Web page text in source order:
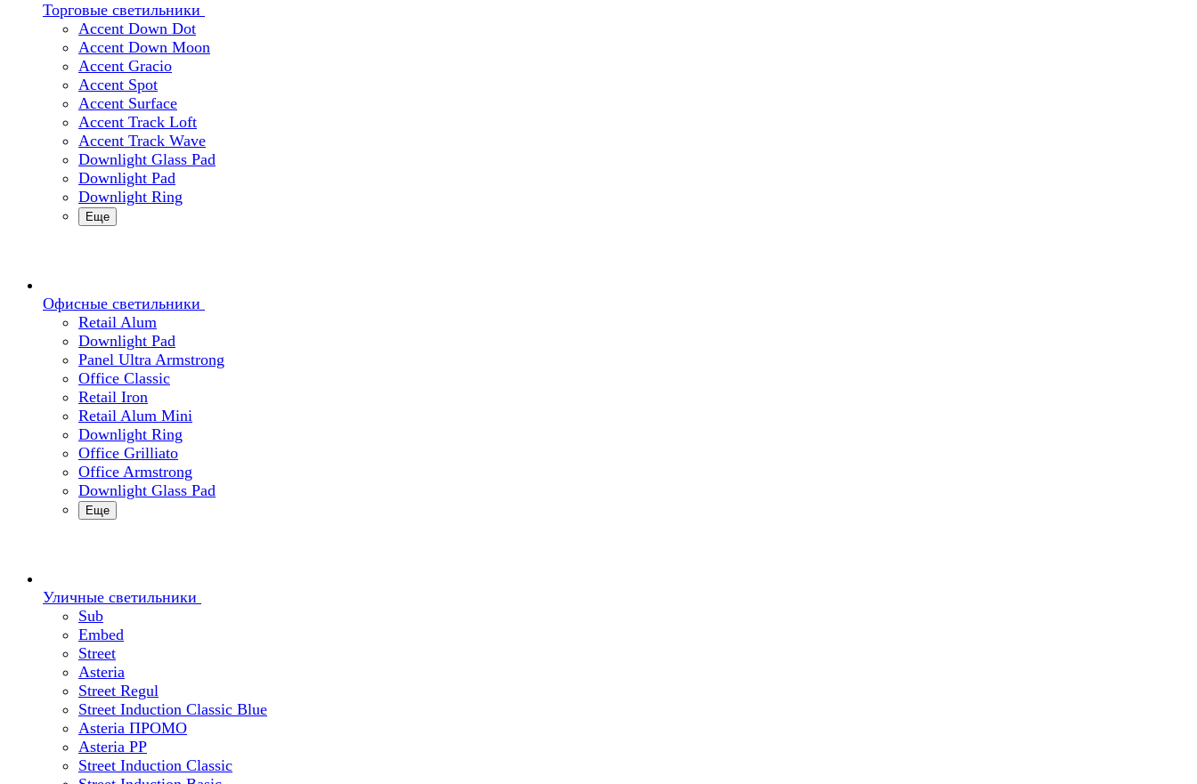
Торговые светильники
Accent Down Dot
Accent Down Moon
Accent Gracio
Accent Spot
Accent Surface
Accent Track Loft
Accent Track Wave
Downlight Glass Pad
Downlight Pad
Downlight Ring
Еще
Офисные светильники
Retail Alum
Downlight Pad
Panel Ultra Armstrong
Office Classic
Retail Iron
Retail Alum Mini
Downlight Ring
Office Grilliato
Office Armstrong
Downlight Glass Pad
Еще
Уличные светильники
Sub
Embed
Street
Asteria
Street Regul
Street Induction Classic Blue
Asteria ПРОМО
Asteria PP
Street Induction Classic